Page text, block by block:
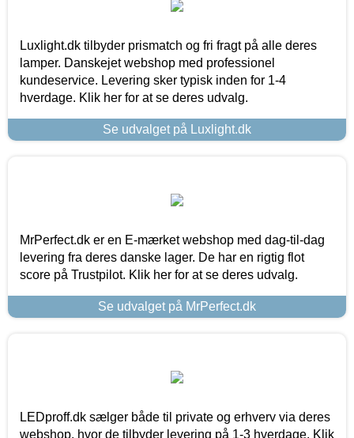
Luxlight.dk tilbyder prismatch og fri fragt på alle deres
lamper. Danskejet webshop med professionel
kundeservice. Levering sker typisk inden for 1-4
hverdage. Klik her for at se deres udvalg.
Se udvalget på Luxlight.dk
MrPerfect.dk er en E-mærket webshop med dag-til-dag
levering fra deres danske lager. De har en rigtig flot
score på Trustpilot. Klik her for at se deres udvalg.
Se udvalget på MrPerfect.dk
LEDproff.dk sælger både til private og erhverv via deres
webshop, hvor de tilbyder levering på 1-3 hverdage. Klik